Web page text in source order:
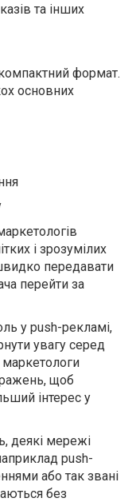
та інших
формат.
основних
і зрозумілих
передавати
перейти за
у push-рекламі,
увагу серед
маркетологи
щоб
інтерес у
деякі мережі
push-
або так звані
без